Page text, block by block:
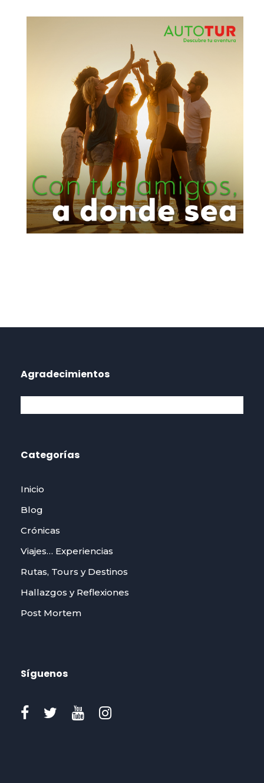
Agradecimientos
Categorías
Inicio
Blog
Crónicas
Viajes… Experiencias
Rutas, Tours y Destinos
Hallazgos y Reflexiones
Post Mortem
Síguenos